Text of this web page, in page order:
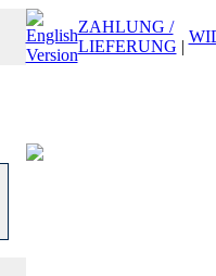
ZAHLUNG /
LIEFERUNG |